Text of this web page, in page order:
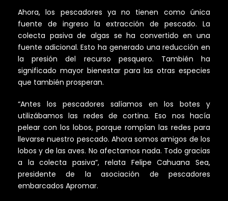
Ahora, los pescadores ya no tienen como única
fuente de ingreso la extracción de pescado. La
colecta pasiva de algas se ha convertido en una
fuente adicional. Esto ha generado una reducción en
la presión del recurso pesquero. También ha
significado mayor bienestar para las otras especies
que también prosperan.
“Antes los pescadores salíamos en los botes y
utilizábamos las redes de cortina. Eso nos hacía
pelear con los lobos, porque rompían las redes para
llevarse nuestro pescado. Ahora somos amigos de los
lobos y de las aves. No afectamos nada. Todo gracias
a la colecta pasiva”, relata Felipe Cahuana Sea,
presidente de la asociación de pescadores
embarcados Apromar.